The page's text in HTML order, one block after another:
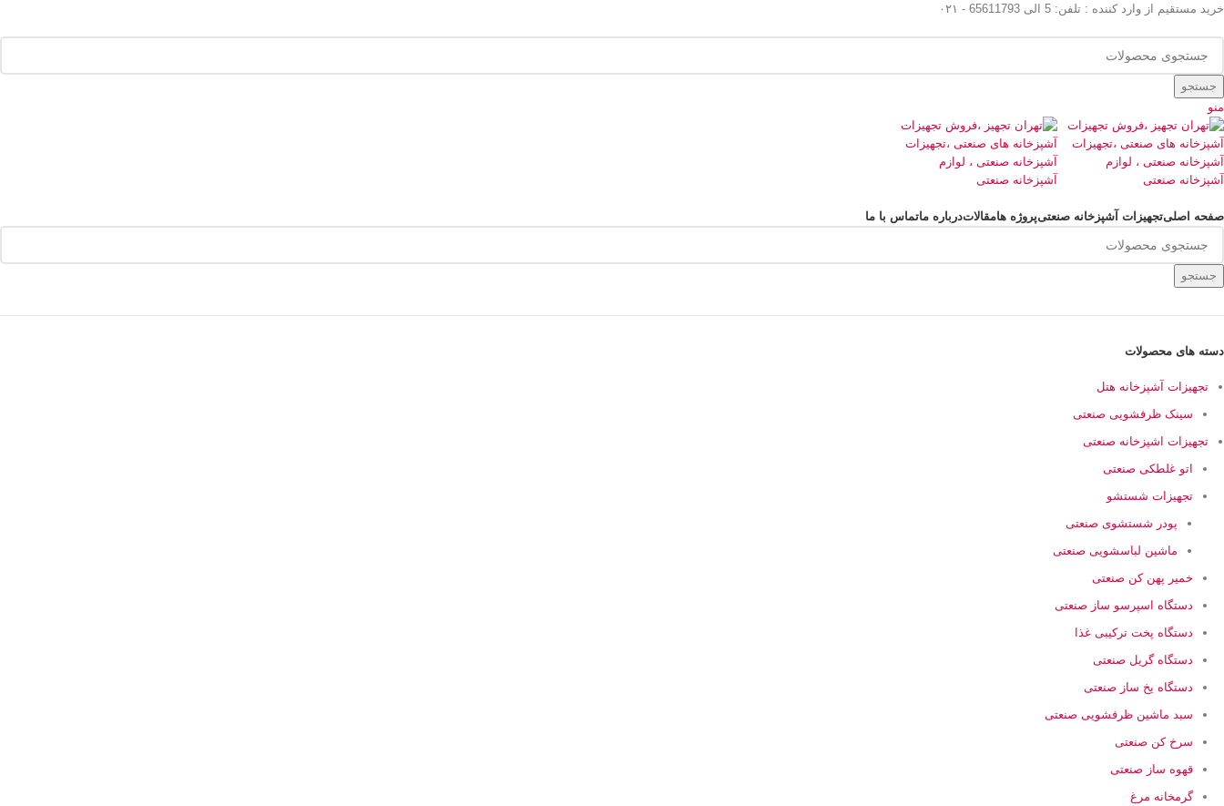
خرید مستقیم از وارد کننده : تلفن: 5 الی 65611793 - ۰۲۱
جستجو
منو
صفحه اصلیتجهیزات آشپزخانه صنعتیپروژه هامقالاتدرباره ماتماس با ما
جستجو
دسته های محصولات
تجهیزات آشپزخانه هتل
سینک ظرفشویی صنعتی
تجهیزات اشپزخانه صنعتی
اتو غلطکی صنعتی
تجهیزات شستشو
پودر شستشوی صنعتی
ماشین لباسشویی صنعتی
خمیر پهن کن صنعتی
دستگاه اسپرسو ساز صنعتی
دستگاه پخت ترکیبی غذا
دستگاه گریل صنعتی
دستگاه یخ ساز صنعتی
سبد ماشین ظرفشویی صنعتی
سرخ کن صنعتی
قهوه ساز صنعتی
گرمخانه مرغ